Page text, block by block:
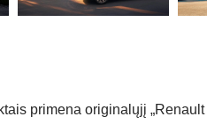
primena originalųjį „Renault